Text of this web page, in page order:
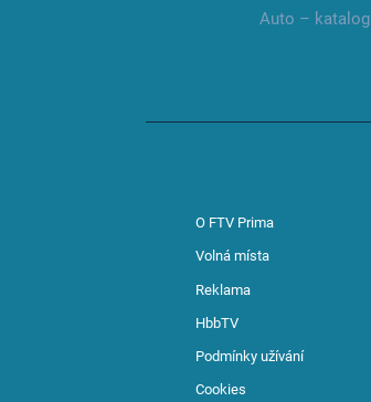
Auto – katalog
O FTV Prima
Volná místa
Reklama
HbbTV
Podmínky užívání
Cookies